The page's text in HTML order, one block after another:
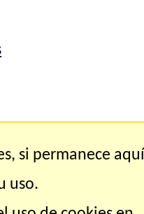
® Todos los
si permanece aquí
uso.